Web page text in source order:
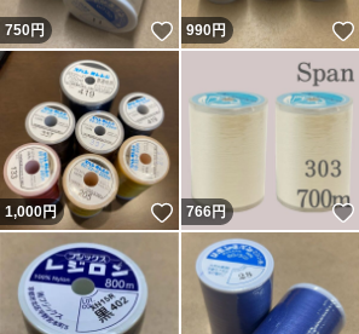
750円 いいね！
990円
1,000円 いいね！
766円